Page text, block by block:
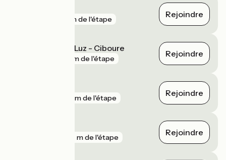
51 m de l'étape Rejoindre
Saint-Jean-de-Luz - Ciboure
89 m de l'étape Rejoindre
136 m de l'étape Rejoindre
327 m de l'étape Rejoindre